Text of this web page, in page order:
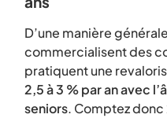
D’une manière
commercialisent des
pratiquent une
2,5 à 3 % par an avec
seniors. Comptez donc